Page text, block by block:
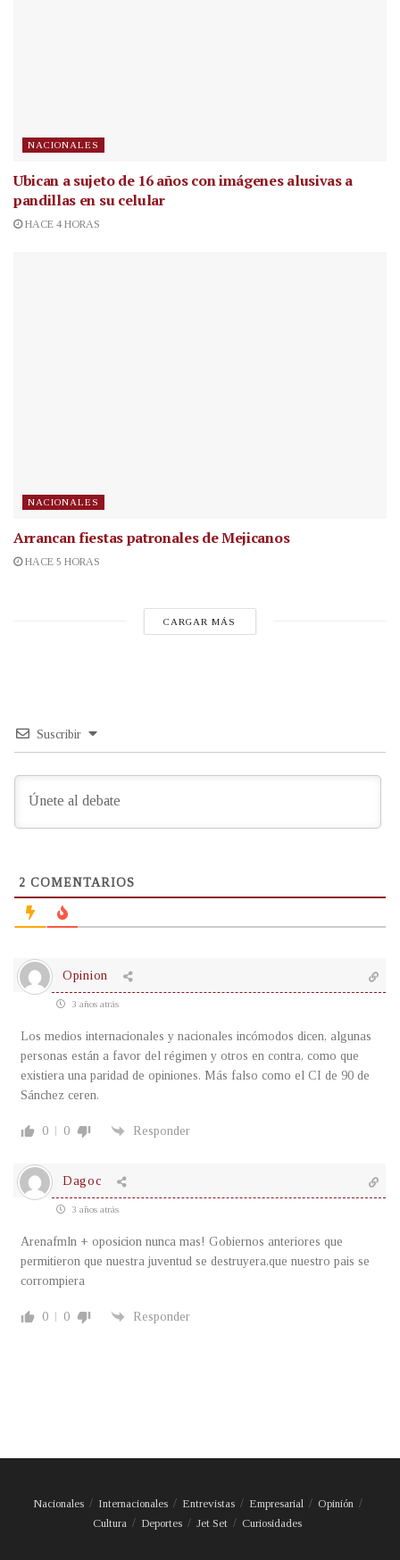
NACIONALES
Ubican a sujeto de 16 años con imágenes alusivas a
pandillas en su celular
HACE 4 HORAS
NACIONALES
Arrancan fiestas patronales de Mejicanos
HACE 5 HORAS
CARGAR MÁS
Suscribir
2 COMENTARIOS
Opinion
3 años atrás
Los medios internacionales y nacionales incómodos dicen, algunas
personas están a favor del régimen y otros en contra, como que
existiera una paridad de opiniones. Más falso como el CI de 90 de
Sánchez ceren.
0 0 Responder
Dagoc
3 años atrás
Arenafmln + oposicion nunca mas! Gobiernos anteriores que
permitieron que nuestra juventud se destruyera,que nuestro pais se
corrompiera
0 0 Responder
Nacionales Internacionales Entrevistas Empresarial
Opinión
Cultura
Deportes Jet Set Curiosidades